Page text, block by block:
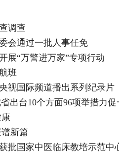
调查
会通过一批人事任免
展“万警进万家”专项行动
班
视国际频道播出系列纪录片
出台10个方面96项举措力
新篇
批国家中医临床教培示范中